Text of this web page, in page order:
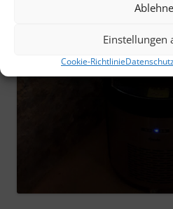
Einstellungen
Cookie-Richtlinie